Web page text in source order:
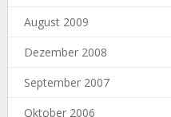
August 2009
Dezember 2008
September 2007
Oktober 2006